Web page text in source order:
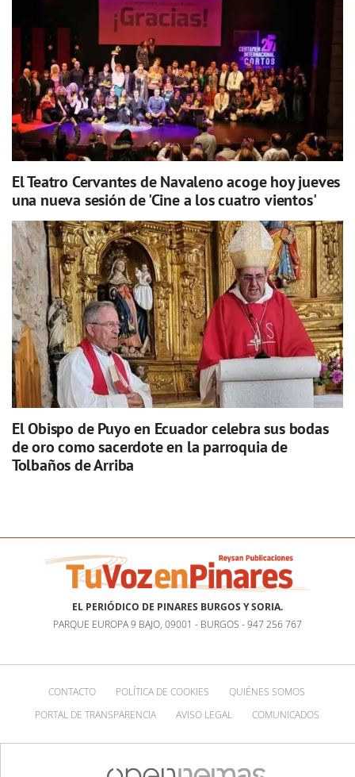
El Teatro Cervantes de Navaleno acoge hoy jueves
una nueva sesión de 'Cine a los cuatro vientos'
El Obispo de Puyo en Ecuador celebra sus bodas
de oro como sacerdote en la parroquia de
Tolbaños de Arriba
EL PERIÓDICO DE PINARES BURGOS Y SORIA.
PARQUE EUROPA 9 BAJO, 09001 - BURGOS - 947 256 767
CONTACTO POLÍTICA DE COOKIES
QUIÉNES SOMOS
PORTAL DE TRANSPARENCIA
AVISO LEGAL COMUNICADOS